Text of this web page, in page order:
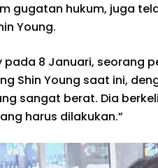
gugatan hukum, juga
Young.
pada 8 Januari, seorang
Shin Young saat ini,
sangat berat. Dia
harus dilakukan.”